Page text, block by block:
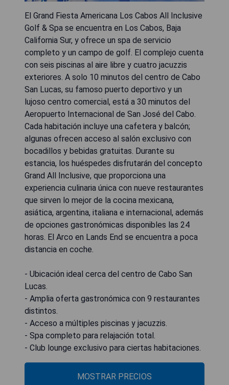
El Grand Fiesta Americana Los Cabos All Inclusive
Golf & Spa se encuentra en Los Cabos, Baja
California Sur, y ofrece un spa de servicio
completo y un campo de golf. El complejo cuenta
con seis piscinas al aire libre y cuatro jacuzzis
exteriores. A solo 10 minutos del centro de Cabo
San Lucas, su famoso puerto deportivo y un
lujoso centro comercial, está a 30 minutos del
Aeropuerto Internacional de San José del Cabo.
Cada habitación incluye una cafetera y balcón;
algunas ofrecen acceso al salón exclusivo con
bocadillos y bebidas gratuitas. Durante su
estancia, los huéspedes disfrutarán del concepto
Grand All Inclusive, que proporciona una
experiencia culinaria única con nueve restaurantes
que sirven lo mejor de la cocina mexicana,
asiática, argentina, italiana e internacional, además
de opciones gastronómicas disponibles las 24
horas. El Arco en Lands End se encuentra a poca
distancia en coche.
- Ubicación ideal cerca del centro de Cabo San
Lucas.
- Amplia oferta gastronómica con 9 restaurantes
distintos.
- Acceso a múltiples piscinas y jacuzzis.
- Spa completo para relajación total.
- Club lounge exclusivo para ciertas habitaciones.
MOSTRAR PRECIOS